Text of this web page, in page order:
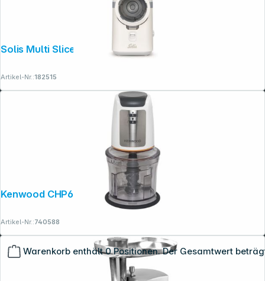
Warenkorb enthält 0 Positionen. Der Gesamtwert
Solis Multi Slicer Typ 8402
Artikel-Nr.:182515
Kenwood CHP61.100WH Zerkleinerer
Artikel-Nr.:740588